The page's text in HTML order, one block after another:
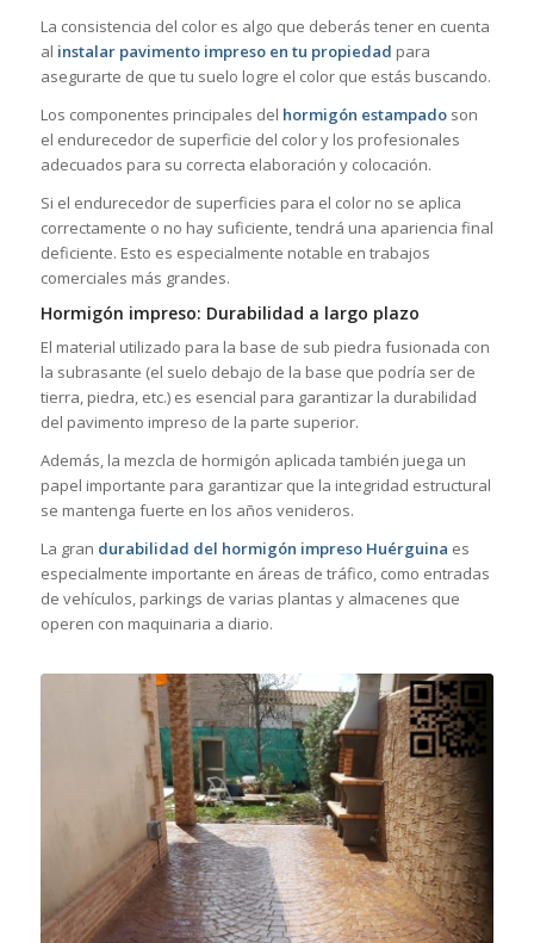
La consistencia del color es algo que deberás tener en cuenta
al instalar pavimento impreso en tu propiedad para
asegurarte de que tu suelo logre el color que estás buscando.
Los componentes principales del hormigón estampadoson
el endurecedor de superficie del color y los profesionales
adecuados para su correcta elaboración y colocación.
Si el endurecedor de superficies para el color no se aplica
correctamente o no hay suficiente, tendrá una apariencia final
deficiente. Esto es especialmente notable en trabajos
comerciales más grandes.
Hormigón impreso: Durabilidad a largo plazo
El material utilizado para la base de sub piedra fusionada con
la subrasante (el suelo debajo de la base que podría ser de
tierra, piedra, etc.) es esencial para garantizar la durabilidad
del pavimento impreso de la parte superior.
Además, la mezcla de hormigón aplicada también juega un
papel importante para garantizar que la integridad estructural
se mantenga fuerte en los años venideros.
La gran durabilidad del hormigón impreso Huérguina es
especialmente importante en áreas de tráfico, como entradas
de vehículos, parkings de varias plantas y almacenes que
operen con maquinaria a diario.